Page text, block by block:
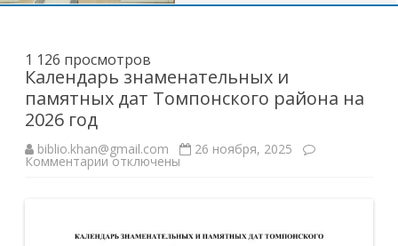
1 126 просмотров
Календарь знаменательных и
памятных дат Томпонского района на
2026 год
biblio.khan@gmail.com 26 ноября, 2025
Комментариик
дат
отключены